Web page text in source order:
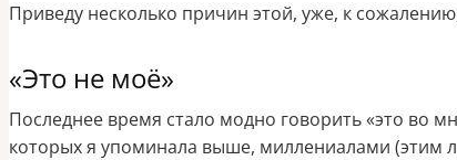
Приведу несколько причин этой, уже, к
«Это не моё»
Последнее время стало модно говорить «это во
которых я упоминала выше, миллениалами (этим